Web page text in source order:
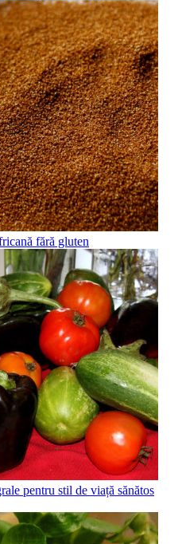
fără gluten
pentru stil de viață sănătos